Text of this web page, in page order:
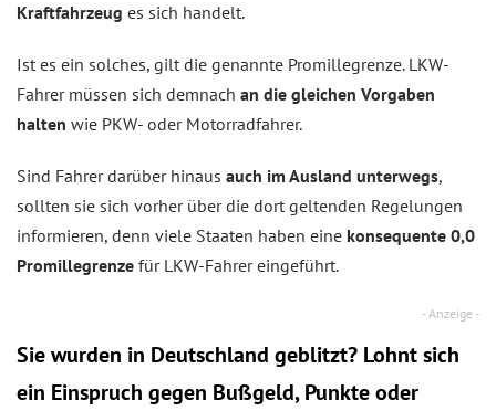
Kraftfahrzeug es sich handelt.
Ist es ein solches, gilt die genannte Promillegrenze. LKW-
Fahrer müssen sich demnach an die gleichen Vorgaben
halten wie PKW- oder Motorradfahrer.
Sind Fahrer darüber hinaus auch im Ausland unterwegs,
sollten sie sich vorher über die dort geltenden Regelungen
informieren, denn viele Staaten haben eine konsequente 0,0
Promillegrenze für LKW-Fahrer eingeführt.
Sie wurden in Deutschland geblitzt? Lohnt sich
ein Einspruch gegen Bußgeld, Punkte oder